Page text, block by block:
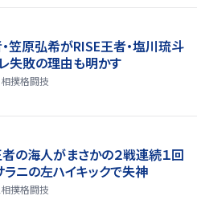
・笠原弘希がRISE王者・塩川琉斗
失敗の理由も明かす
相撲格闘技
者の海人がまさかの２戦連続１回
ラニの左ハイキックで失神
相撲格闘技